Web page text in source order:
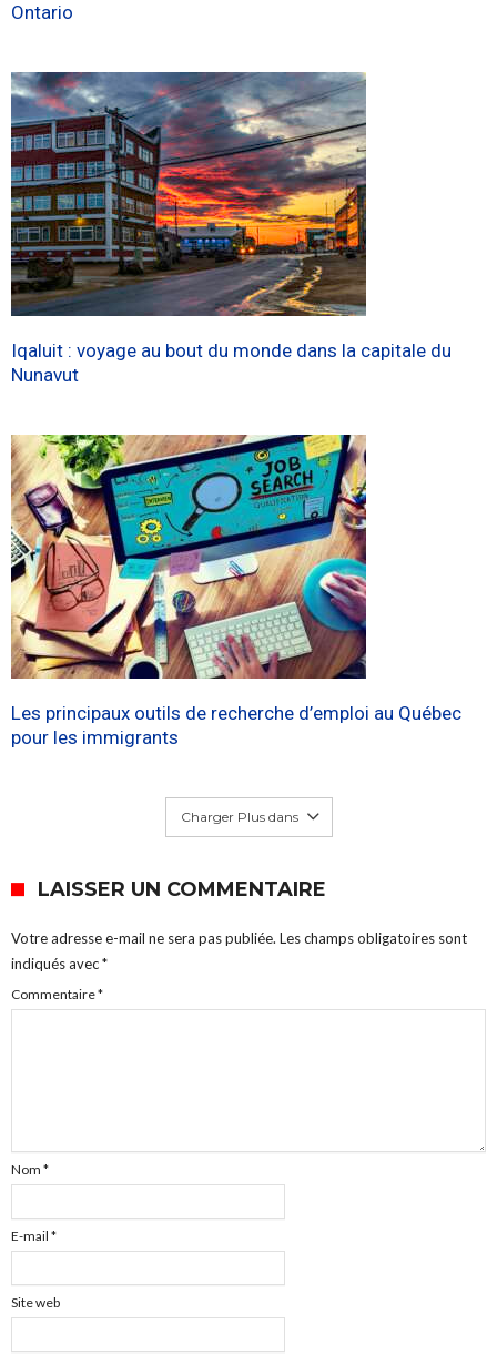
Ontario
Iqaluit : voyage au bout du monde dans la capitale du
Nunavut
Les principaux outils de recherche d’emploi au Québec
pour les immigrants
Charger Plus dans
LAISSER UN COMMENTAIRE
Votre adresse e-mail ne sera pas publiée. Les champs obligatoires sont
indiqués avec*
Commentaire*
Nom *
E-mail *
Site web